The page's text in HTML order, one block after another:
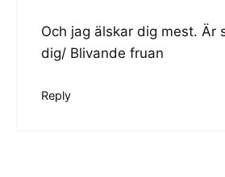
Och jag älskar dig mest. Är
dig/ Blivande fruan
Reply